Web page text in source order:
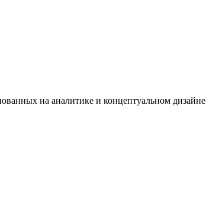
на аналитике и концептуальном дизайне